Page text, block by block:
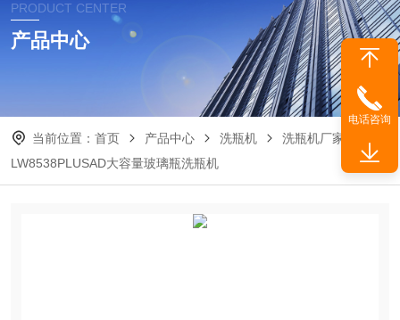
PRODUCT CENTER
产品中心
当前位置： 首页 产品中心 洗瓶机
洗瓶机厂家
LW8538PLUSAD大容量玻璃瓶洗瓶机
电话咨询